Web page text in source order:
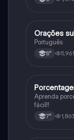
Português
Orações
Português
8° 5,961
Matematica
Aprenda
fácil!!
7°